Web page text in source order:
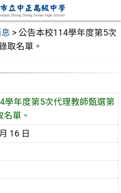
> 公告本校114學年度第5次
取名單。
學年度第5次代理教師甄選第
名單。
16 日